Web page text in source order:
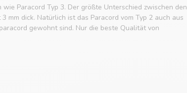
Paracord Typ 3. Der größte Unterschied zwischen den
mm dick. Natürlich ist das Paracord vom Typ 2 auch aus
gewohnt sind. Nur die beste Qualität von